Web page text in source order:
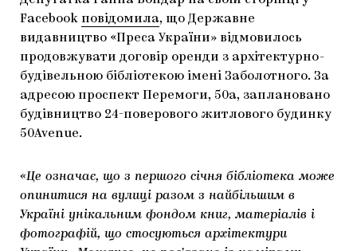
ГАЛЕРЕЇ
АРТЦЕНТРИ
КНИЖКИ І ЖУРНАЛИ
ЯК ПІДТРИМУВАТИ УКРАЇНСЬКЕ МИСТЕЦТВО
МАРІУПОЛЬСЬКІ МАРГІНАЛІЇ
CARPATHIAN CULT ПРО РІЗДВЯНІ СВЯТА
Facebook повідомила, що Державне
видавництво «Преса України» відмовилось
продовжувати договір оренди з архітектурно-
будівельною бібліотекою імені Заболотного. За
адресою проспект Перемоги, 50а, заплановано
будівництво 24-поверового житлового будинку
50Avenue.
«Це означає, що з першого січня бібліотека може
опинитися на вулиці разом з найбільшим в
Україні унікальним фондом книг, матеріалів і
фотографій, що стосуються архітектури